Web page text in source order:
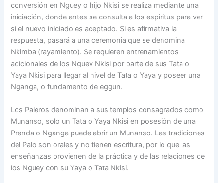
conversión en Nguey o hijo Nkisi se realiza mediante una
iniciación, donde antes se consulta a los espiritus para ver
si el nuevo iniciado es aceptado. Si es afirmativa la
respuesta, pasará a una ceremonia que se denomina
Nkimba (rayamiento). Se requieren entrenamientos
adicionales de los Nguey Nkisi por parte de sus Tata o
Yaya Nkisi para llegar al nivel de Tata o Yaya y poseer una
Nganga, o fundamento de eggun.
Los Paleros denominan a sus templos consagrados como
Munanso, solo un Tata o Yaya Nkisi en posesión de una
Prenda o Nganga puede abrir un Munanso. Las tradiciones
del Palo son orales y no tienen escritura, por lo que las
enseñanzas provienen de la práctica y de las relaciones de
los Nguey con su Yaya o Tata Nkisi.